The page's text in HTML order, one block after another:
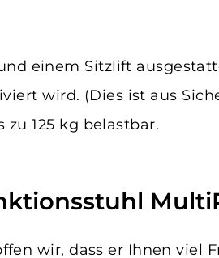
einem Sitzlift
wird. (Dies ist aus
125 kg belastbar.
wir, dass er Ihnen viel